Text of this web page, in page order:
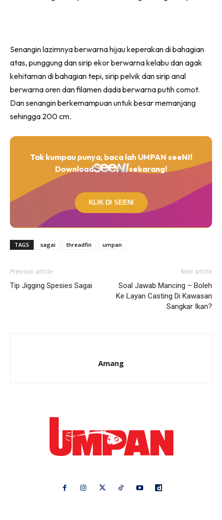
Senangin lazimnya berwarna hijau keperakan di bahagian
atas, punggung dan sirip ekor berwarna kelabu dan agak
kehitaman di bahagian tepi, sirip pelvik dan sirip anal
berwarna oren dan filamen dada berwarna putih comot.
Dan senangin berkemampuan untuk besar memanjang
sehingga 200 cm.
Tak kumpau punya, baca lah UMPAN seeNI!
Download
sekarang!
KLIK DI SEENI
TAGS sagai threadfin umpan
Previous article
Tip Jigging Spesies Sagai
Next article
Soal Jawab Mancing – Boleh
Ke Layan Casting Di Kawasan
Sangkar Ikan?
Amang